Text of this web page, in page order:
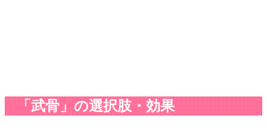
「武骨」の選択肢・効果